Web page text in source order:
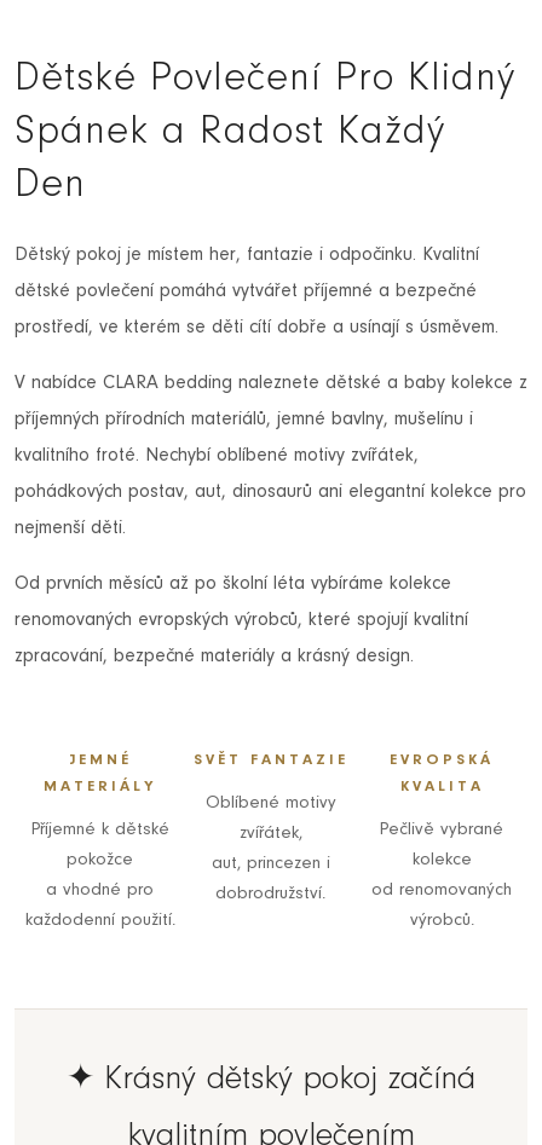
Dětské Povlečení Pro Klidný
Spánek a Radost Každý
Den
Dětský pokoj je místem her, fantazie i odpočinku. Kvalitní
dětské povlečení pomáhá vytvářet příjemné a bezpečné
prostředí, ve kterém se děti cítí dobře a usínají s úsměvem.
V nabídce CLARA bedding naleznete dětské a baby kolekce z
příjemných přírodních materiálů, jemné bavlny, mušelínu i
kvalitního froté. Nechybí oblíbené motivy zvířátek,
pohádkových postav, aut, dinosaurů ani elegantní kolekce pro
nejmenší děti.
Od prvních měsíců až po školní léta vybíráme kolekce
renomovaných evropských výrobců, které spojují kvalitní
zpracování, bezpečné materiály a krásný design.
JEMNÉ
MATERIÁLY
Příjemné k dětské
pokožce
a vhodné pro
každodenní použití.
SVĚT FANTAZIE
Oblíbené motivy
zvířátek,
aut, princezen i
dobrodružství.
EVROPSKÁ
KVALITA
Pečlivě vybrané
kolekce
od renomovaných
výrobců.
✦ Krásný dětský pokoj začíná
kvalitním povlečením